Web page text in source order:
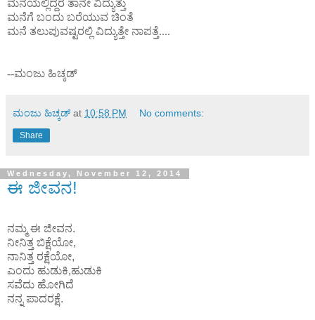
ಮನೆಯಲ್ಲಿದ್ದರೆ ತಾನೇ ವಿದ್ಯುತ್ತು
ಮನೆಗೆ ಬಂದು ಬರೆಯುವ ಚಿಂತೆ
ಮನೆ ತಲುಪುವಷ್ಟರಲ್ಲಿ ವಿದ್ಯುತ್ತೇ ನಾಪತ್ತೆ....
--ಮಂಜು ಹಿಚ್ಕಡ್
ಮಂಜು ಹಿಚ್ಕಡ್ at 10:58 PM No comments:
Share
Wednesday, November 12, 2014
ಈ ಜೀವನ!
ನಮ್ಮ ಈ ಜೀವನ.
ನೀನಿತ್ತ ಬಿಕ್ಷೆಯೋ,
ನಾನಿತ್ತ ರಕ್ಷೆಯೋ,
ಎಂದು ಹುಡುಕಿ,ಹುಡುಕಿ
ಸವೆದು ಹೋಗಿದೆ
ನನ್ನ ಪಾದರಕ್ಷೆ.